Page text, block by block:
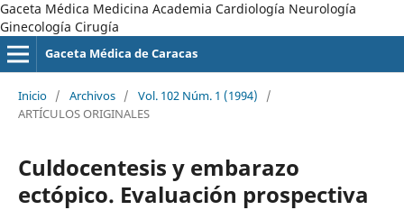
Gaceta Médica Medicina Academia Cardiología Neurología
Ginecología Cirugía
Gaceta Médica de Caracas
Inicio / Archivos / Vol. 102 Núm. 1 (1994)
/
ARTÍCULOS ORIGINALES
Culdocentesis y embarazo
ectópico. Evaluación prospectiva